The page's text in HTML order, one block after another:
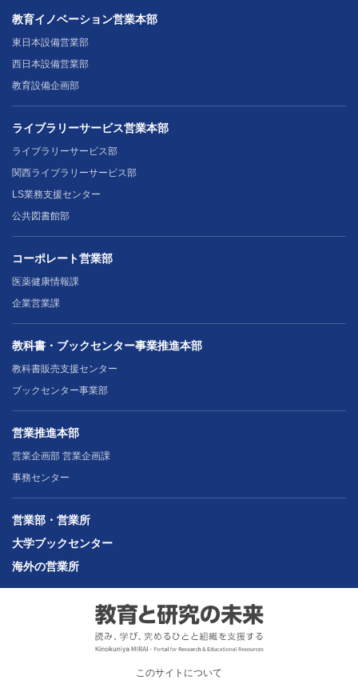
教育イノベーション営業本部
東日本設備営業部
西日本設備営業部
教育設備企画部
ライブラリーサービス営業本部
ライブラリーサービス部
関西ライブラリーサービス部
LS業務支援センター
公共図書館部
コーポレート営業部
医薬健康情報課
企業営業課
教科書・ブックセンター事業推進本部
教科書販売支援センター
ブックセンター事業部
営業推進本部
営業企画部 営業企画課
事務センター
営業部・営業所
大学ブックセンター
海外の営業所
このサイトについて